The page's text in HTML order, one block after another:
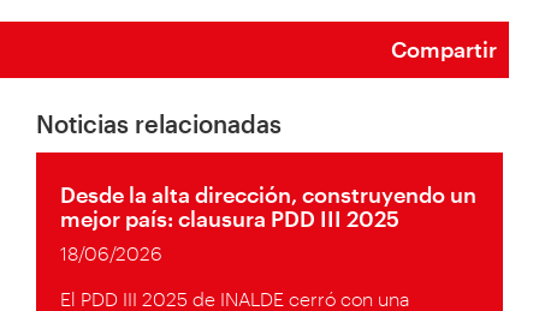
Compartir
Noticias relacionadas
Desde la alta dirección, construyendo un
mejor país: clausura PDD III 2025
18/06/2026
El PDD III 2025 de INALDE cerró con una